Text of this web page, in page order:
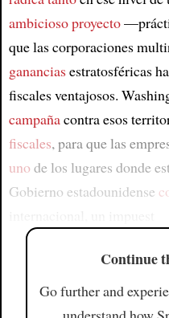
ambicioso proyecto
que las corporaciones
gananciasestratosféricas
fiscales ventajosos.
campañacontra esos
fiscales, para que las
uno de los lugares donde
Gobierno estadounidense
Continue
Go further and